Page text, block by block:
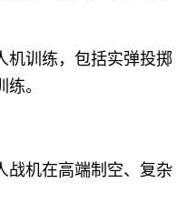
机训练，包括实弹投掷
。
战机在高端制空、复杂